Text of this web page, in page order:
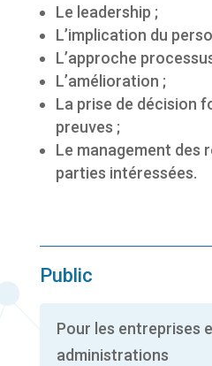
Le leadership ;
L’implication du
L’approche
L’amélioration ;
La prise de décision
preuves ;
Le management des
parties intéressées.
Public
Pour les entreprises
administrations